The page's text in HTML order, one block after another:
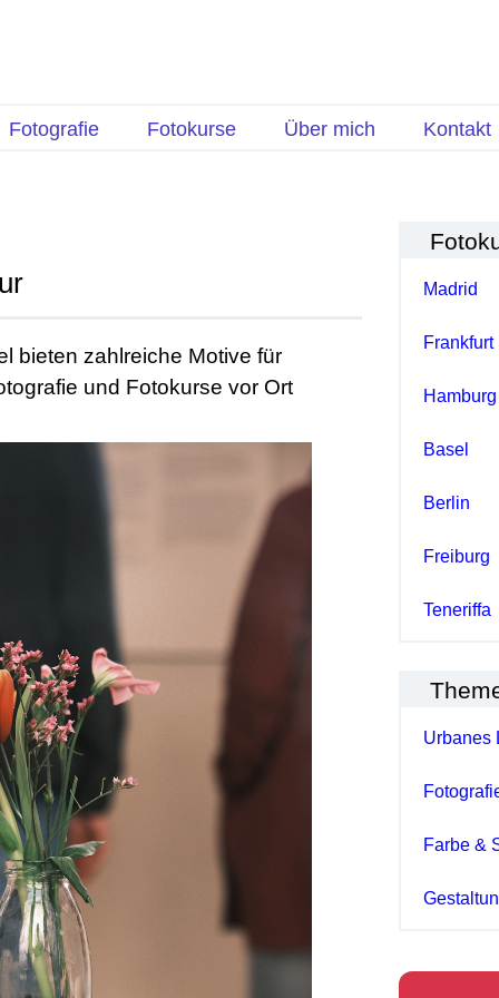
Fotografie Fotokurse Über mich Kontakt
bieten zahlreiche Motive für
und Fotokurse vor Ort
Madrid
Frankfurt
Hamburg
Basel
Berlin
Freiburg
Teneriffa
Urbanes
Farbe &